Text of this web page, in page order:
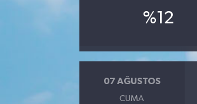
%12
07 AĞUSTOS
CUMA